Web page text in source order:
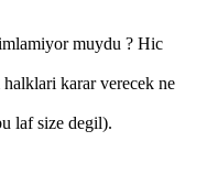
muydu ? Hic
karar verecek ne
laf size degil).